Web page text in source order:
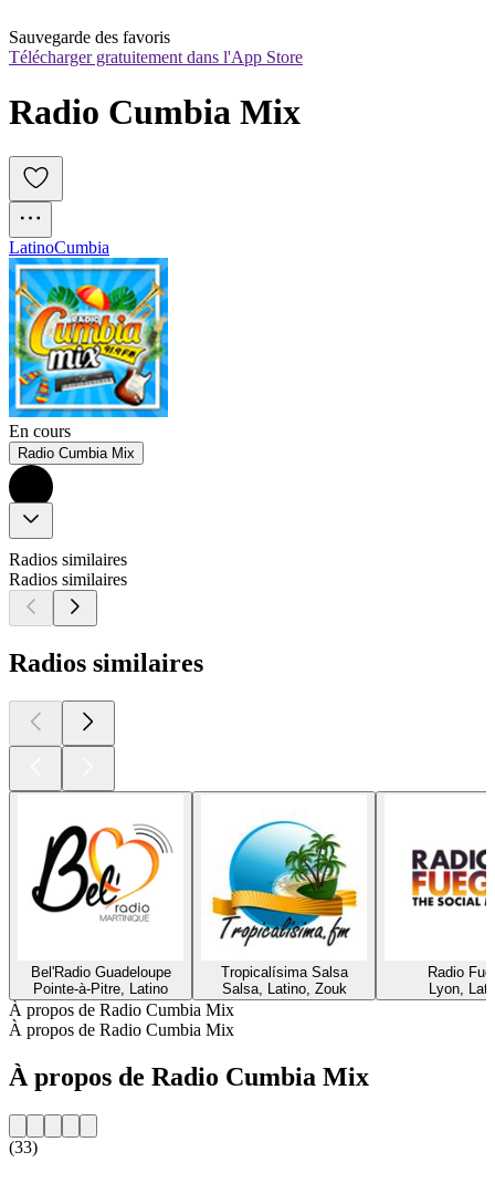
Sauvegarde des favoris
Télécharger gratuitement dans l'App Store
Radio Cumbia Mix
LatinoCumbia
En cours
Radio Cumbia Mix
Radios similaires
Radios similaires
Radios similaires
Bel'Radio Guadeloupe
Pointe-à-Pitre, Latino
Tropicalísima Salsa
Salsa, Latino, Zouk
Radio
Lyon,
À propos de Radio Cumbia Mix
À propos de Radio Cumbia Mix
À propos de Radio Cumbia Mix
(33)